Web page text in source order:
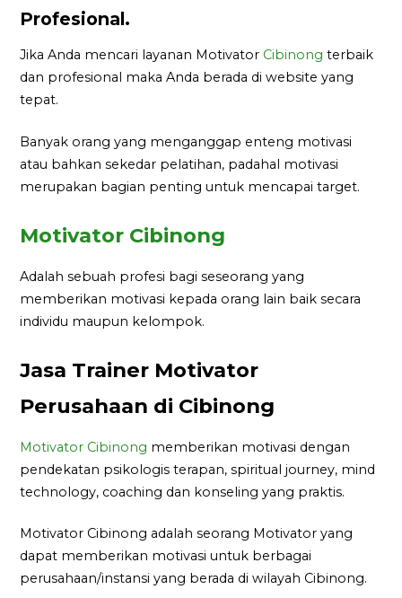
Profesional.
Jika Anda mencari layanan Motivator Cibinong terbaik
dan profesional maka Anda berada di website yang
tepat.
Banyak orang yang menganggap enteng motivasi
atau bahkan sekedar pelatihan, padahal motivasi
merupakan bagian penting untuk mencapai target.
Motivator Cibinong
Adalah sebuah profesi bagi seseorang yang
memberikan motivasi kepada orang lain baik secara
individu maupun kelompok.
Jasa Trainer Motivator
Perusahaan di Cibinong
Motivator Cibinong memberikan motivasi dengan
pendekatan psikologis terapan, spiritual journey, mind
technology, coaching dan konseling yang praktis.
Motivator Cibinong adalah seorang Motivator yang
dapat memberikan motivasi untuk berbagai
perusahaan/instansi yang berada di wilayah Cibinong.